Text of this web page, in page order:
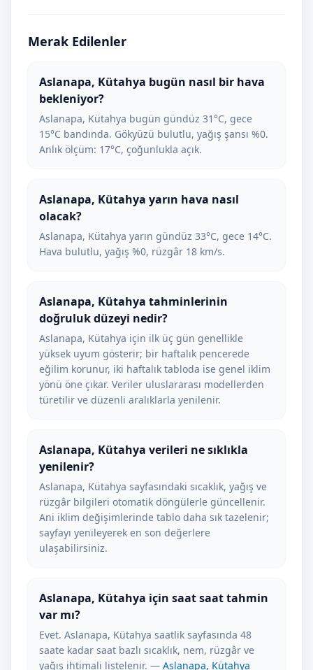
Merak Edilenler
Aslanapa, Kütahya bugün nasıl bir hava
bekleniyor?
Aslanapa, Kütahya bugün gündüz 31°C, gece
15°C bandında. Gökyüzü bulutlu, yağış şansı %0.
Anlık ölçüm: 17°C, çoğunlukla açık.
Aslanapa, Kütahya yarın hava nasıl
olacak?
Aslanapa, Kütahya yarın gündüz 33°C, gece 14°C.
Hava bulutlu, yağış %0, rüzgâr 18 km/s.
Aslanapa, Kütahya tahminlerinin
doğruluk düzeyi nedir?
Aslanapa, Kütahya için ilk üç gün genellikle
yüksek uyum gösterir; bir haftalık pencerede
eğilim korunur, iki haftalık tabloda ise genel iklim
yönü öne çıkar. Veriler uluslararası modellerden
türetilir ve düzenli aralıklarla yenilenir.
Aslanapa, Kütahya verileri ne sıklıkla
yenilenir?
Aslanapa, Kütahya sayfasındaki sıcaklık, yağış ve
rüzgâr bilgileri otomatik döngülerle güncellenir.
Ani iklim değişimlerinde tablo daha sık tazelenir;
sayfayı yenileyerek en son değerlere
ulaşabilirsiniz.
Aslanapa, Kütahya için saat saat tahmin
var mı?
Evet. Aslanapa, Kütahya saatlik sayfasında 48
saate kadar saat bazlı sıcaklık, nem, rüzgâr ve
yağış ihtimali listelenir. — Aslanapa, Kütahya